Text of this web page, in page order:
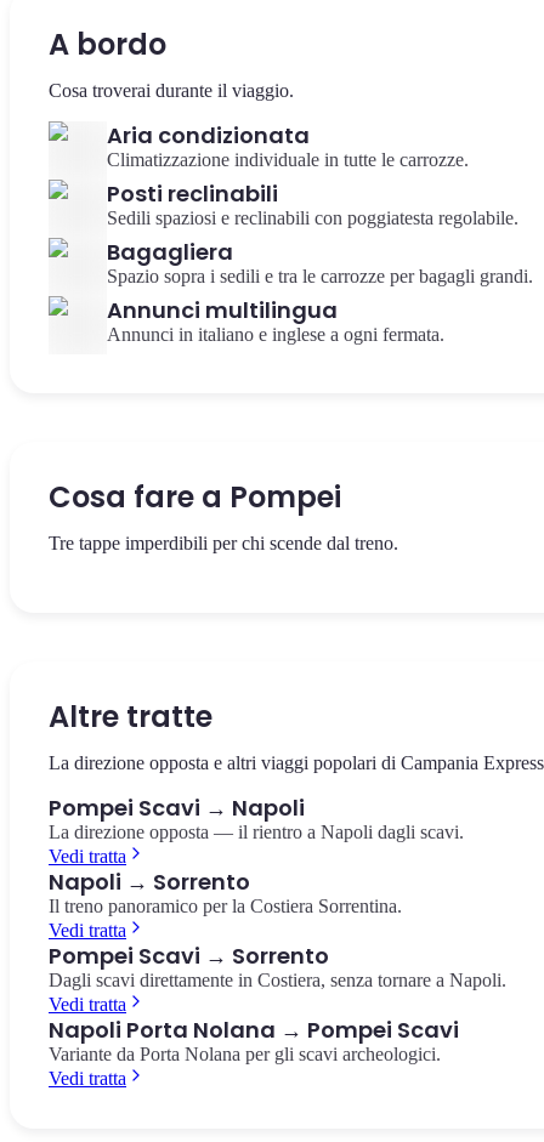
A bordo
Cosa troverai durante il viaggio.
Aria condizionata
Climatizzazione individuale in tutte le carrozze.
Posti reclinabili
Sedili spaziosi e reclinabili con poggiatesta regolabile.
Bagagliera
Spazio sopra i sedili e tra le carrozze per bagagli grandi.
Annunci multilingua
Annunci in italiano e inglese a ogni fermata.
Cosa fare a Pompei
Tre tappe imperdibili per chi scende dal treno.
Altre tratte
La direzione opposta e altri viaggi popolari di Campania
Pompei Scavi → Napoli
La direzione opposta — il rientro a Napoli dagli scavi.
Vedi tratta
Napoli → Sorrento
Il treno panoramico per la Costiera Sorrentina.
Vedi tratta
Pompei Scavi → Sorrento
Dagli scavi direttamente in Costiera, senza tornare a Napoli.
Vedi tratta
Napoli Porta Nolana → Pompei Scavi
Variante da Porta Nolana per gli scavi archeologici.
Vedi tratta